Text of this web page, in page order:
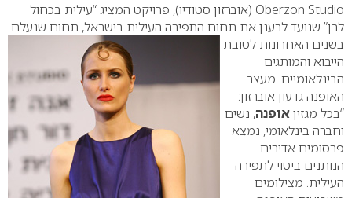
Oberzon Studio (אוברזון סטודיו), פרויקט המציג “עילית בכחול
לבן” שנועד לרענן את תחום התפירה העילית בישראל, תחום שנעלם
בשנים האחרונות לטובת
הייבוא והמותגים
הבינלאומיים. מעצב
האופנה גדעון אוברזון:
“בכל מגזיןאופנה, נשים
וחברה בינלאומי, נמצא
פרסומים אדירים
הנותנים ביטוי לתפירה
העילית. מצילומים